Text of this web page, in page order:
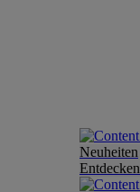
Neuheiten